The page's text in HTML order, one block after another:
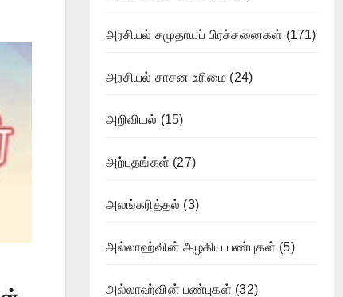
அரசியல் சமுதாயப் பிரச்சனைகள் (171)
அரசியல் சாசன உரிமை (24)
அறிவியல் (15)
அற்புதங்கள் (27)
அலங்கரித்தல் (3)
அல்லாஹ்வின் அழகிய பண்புகள் (5)
அல்லாஹ்வின் பண்புகள் (32)